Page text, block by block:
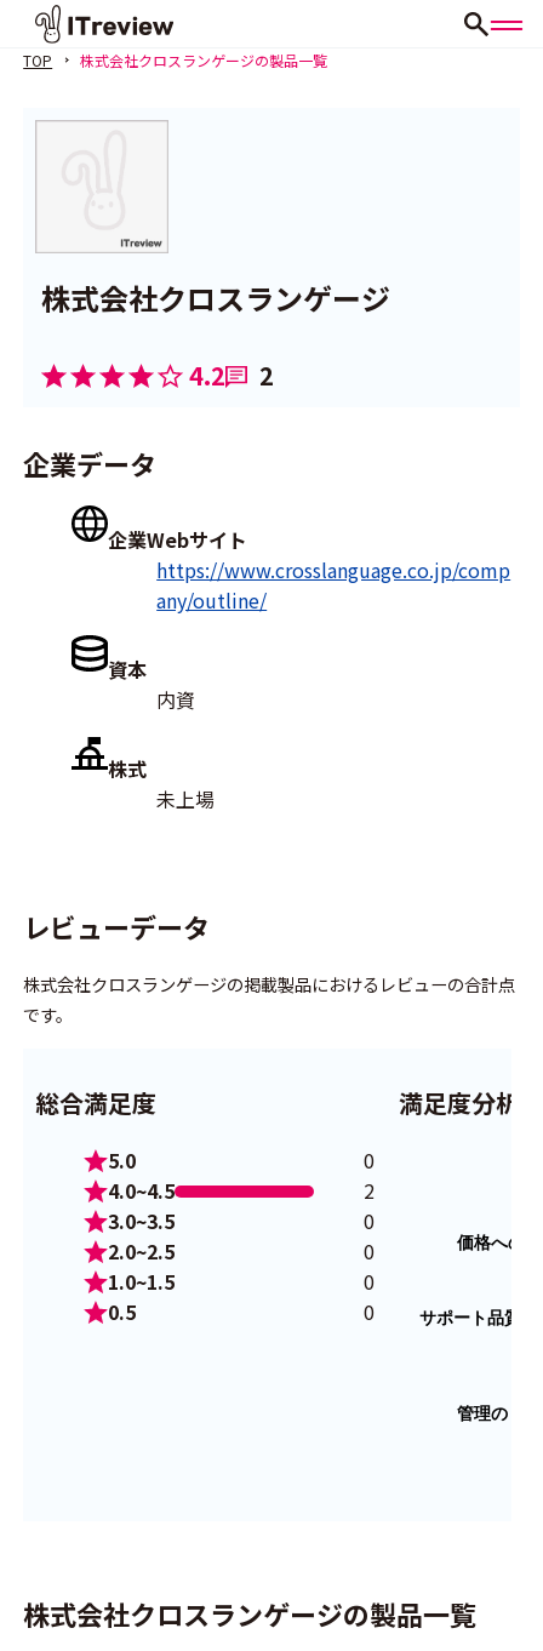
TOP 株式会社クロスランゲージの製品一覧
株式会社クロスランゲージ
4.2 2
企業データ
企業Webサイト
https://www.crosslanguage.co.jp/comp
any/outline/
資本
内資
株式
未上場
レビューデータ
株式会社クロスランゲージの掲載製品におけるレビューの合計点
です。
総合満足度
5.0
0
4.0~4.5
2
3.0~3.5
0
2.0~2.5
0
1.0~1.5
0
0.5
0
満足度分析
株式会社クロスランゲージの製品一覧